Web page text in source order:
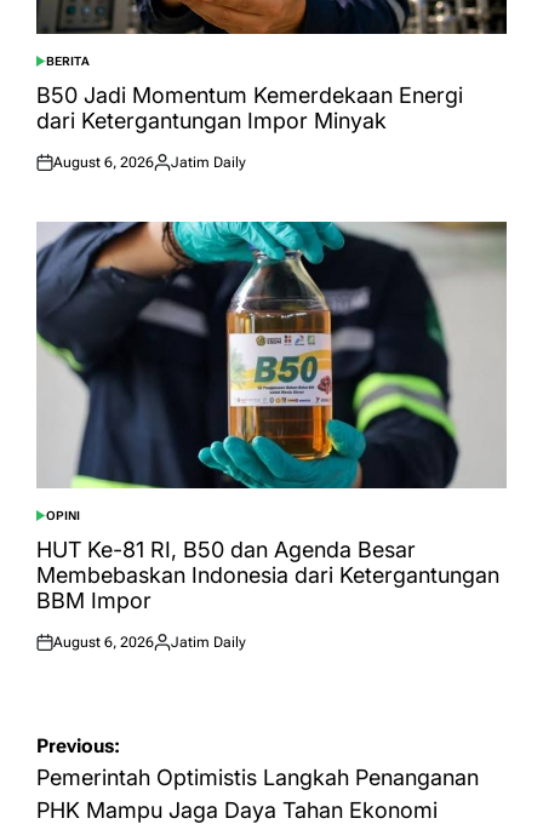
POSTED
IN
BERITA
B50 Jadi Momentum Kemerdekaan Energi
dari Ketergantungan Impor Minyak
Posted
August 6, 2026
Posted
Jatim Daily
POSTED
IN
OPINI
HUT Ke-81 RI, B50 dan Agenda Besar
Membebaskan Indonesia dari Ketergantungan
BBM Impor
Posted
August 6, 2026
Posted
Jatim Daily
Post
navigation
Previous:
Pemerintah Optimistis Langkah Penanganan
PHK Mampu Jaga Daya Tahan Ekonomi